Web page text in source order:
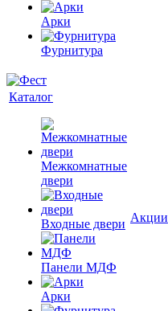
Арки
Фурнитура
Каталог
Межкомнатные
двери
Входные двери
Панели МДФ
Арки
Акции